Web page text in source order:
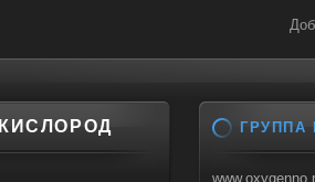
КИСЛОРОД ГРУППА